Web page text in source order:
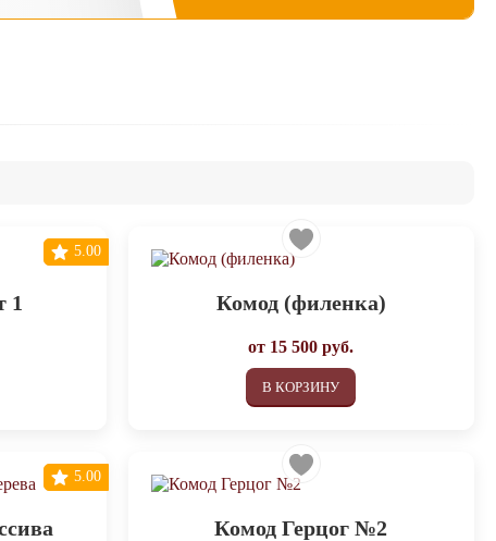
1
5.00
Комод (филенка)
от 15 500 руб.
В КОРЗИНУ
5.00
Комод Герцог №2